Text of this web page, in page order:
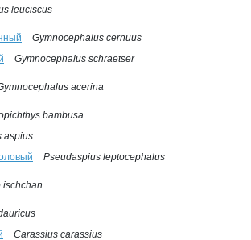
leuciscus
Gymnocephalus cernuus
Gymnocephalus schraetser
acerina
bambusa
aspius
Pseudaspius leptocephalus
ischchan
Carassius carassius